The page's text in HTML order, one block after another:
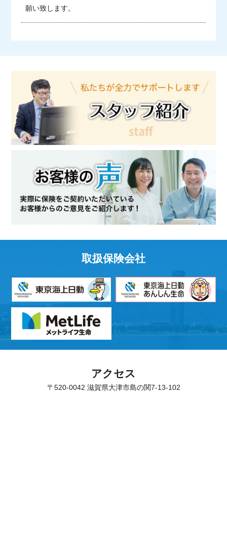
願い致します。
取扱保険会社
アクセス
〒520-0042 滋賀県大津市島の関7-13-102